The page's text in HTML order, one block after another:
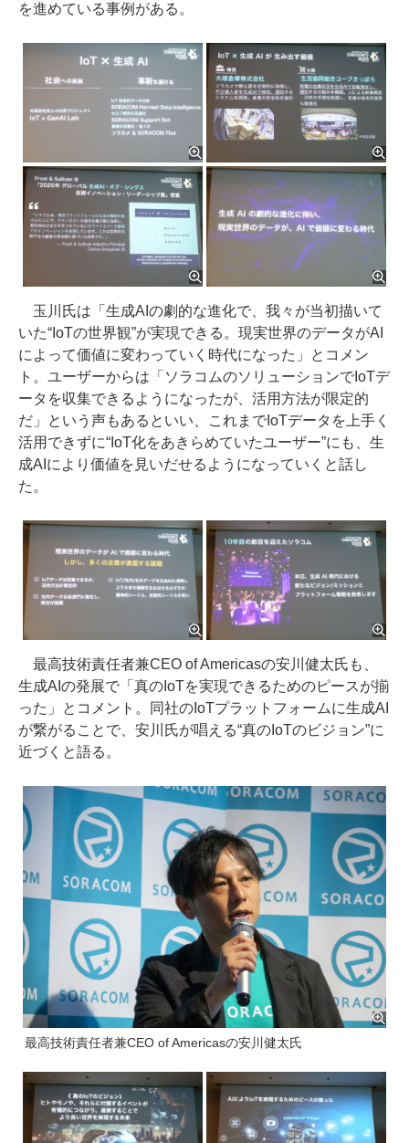
を進めている事例がある。
玉川氏は「生成AIの劇的な進化で、我々が当初描いて
いた“IoTの世界観”が実現できる。現実世界のデータがAI
によって価値に変わっていく時代になった」とコメン
ト。ユーザーからは「ソラコムのソリューションでIoTデ
ータを収集できるようになったが、活用方法が限定的
だ」という声もあるといい、これまでIoTデータを上手く
活用できずに“IoT化をあきらめていたユーザー”にも、生
成AIにより価値を見いだせるようになっていくと話し
た。
最高技術責任者兼CEO of Americasの安川健太氏も、
生成AIの発展で「真のIoTを実現できるためのピースが揃
った」とコメント。同社のIoTプラットフォームに生成AI
が繋がることで、安川氏が唱える“真のIoTのビジョン”に
近づくと語る。
最高技術責任者兼CEO of Americasの安川健太氏